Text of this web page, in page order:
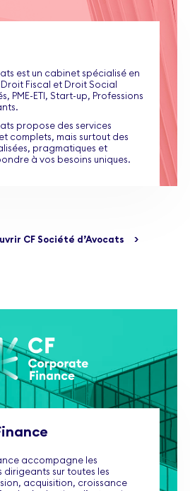
est un cabinet spécialisé en
Fiscal et Droit Social
PME-ETI, Start-up, Professions
propose des services
complets, mais surtout des
pragmatiques et
à vos besoins uniques.
CF Société d’Avocats >
accompagne les
dirigeants sur toutes les
acquisition, croissance